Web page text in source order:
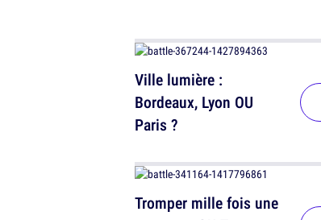
Ville lumière :
Bordeaux, Lyon OU
Paris ?
Tromper mille fois une